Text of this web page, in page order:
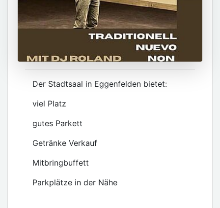
Der Stadtsaal in Eggenfelden bietet:
viel Platz
gutes Parkett
Getränke Verkauf
Mitbringbuffett
Parkplätze in der Nähe